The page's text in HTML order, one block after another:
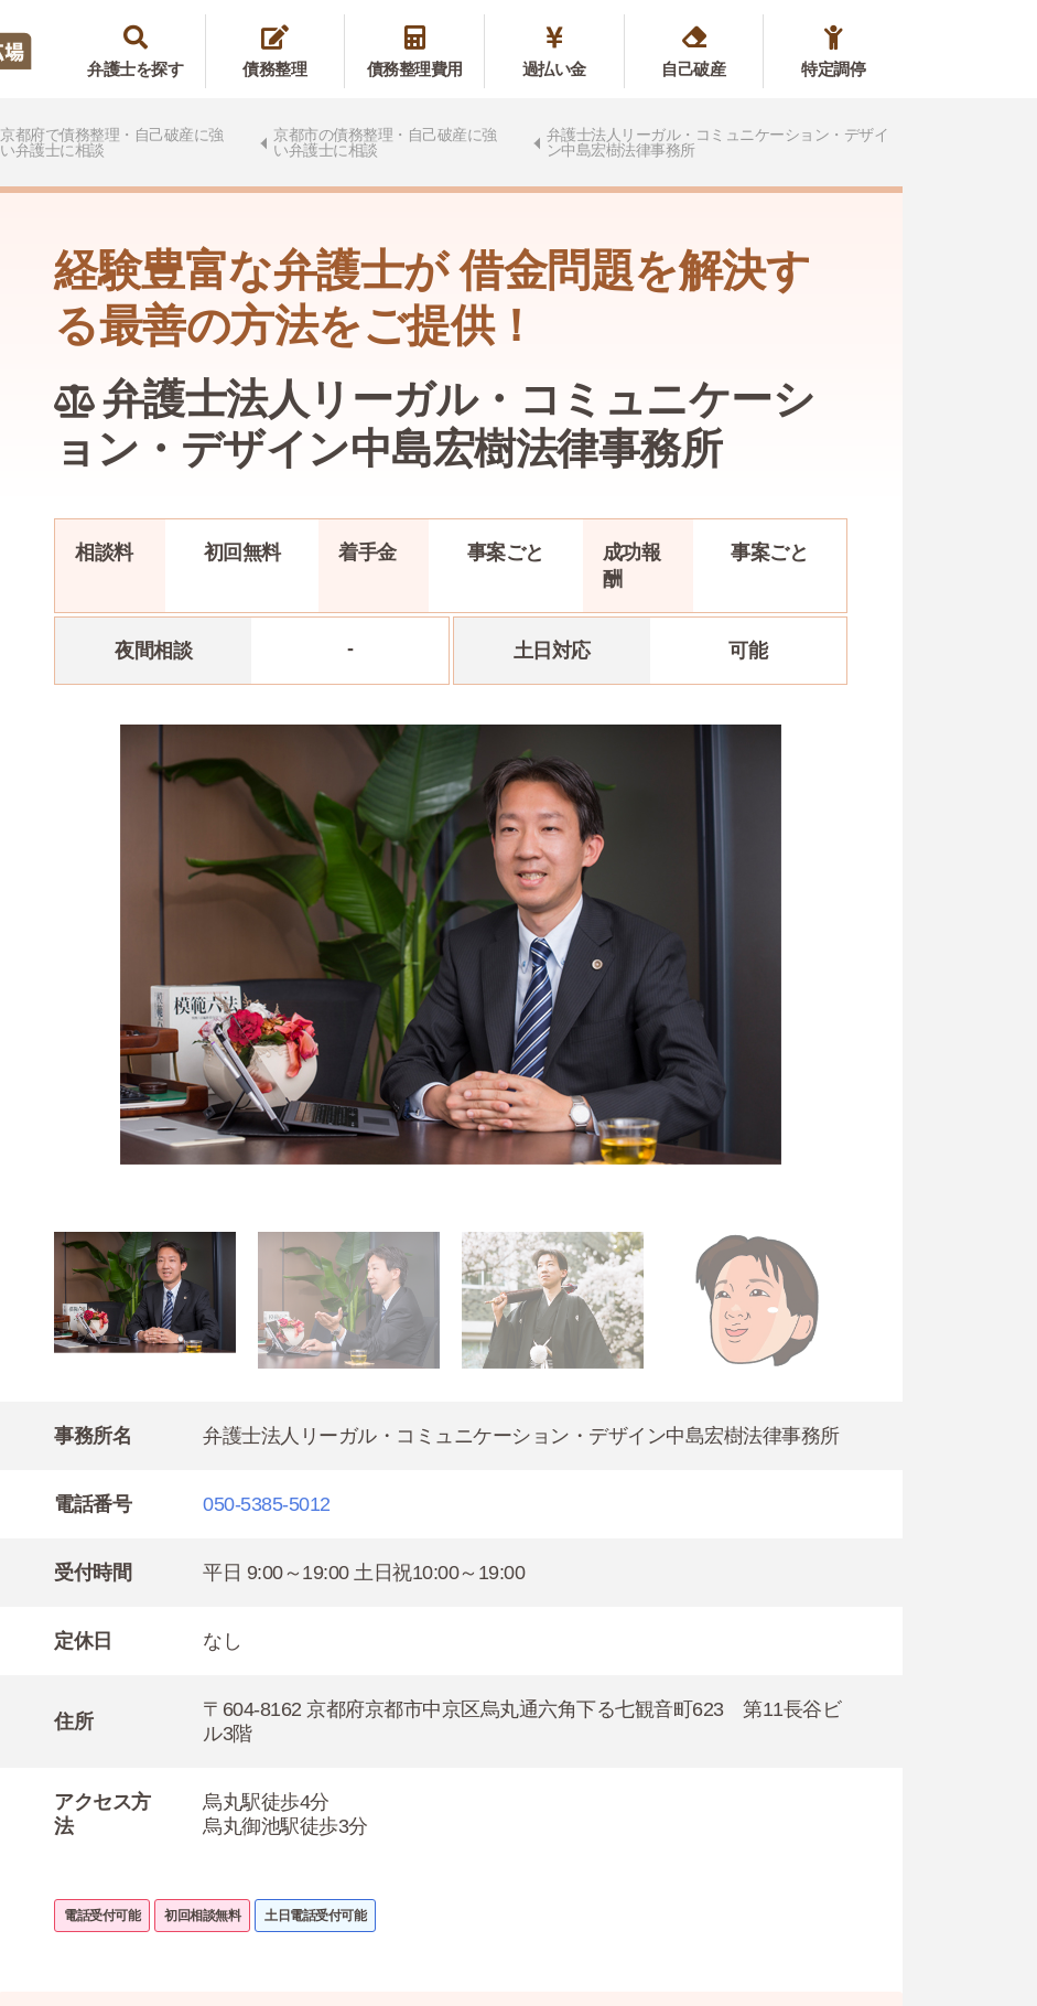
弁護士を探す 債務整理 債務整理費用 過払い金 自己破産 特定調停
京都府で債務整理・自己破産に強
い弁護士に相談
京都市の債務整理・自己破産に強
い弁護士に相談
弁護士法人リーガル・コミュニケーション・デザイ
ン中島宏樹法律事務所
経験豊富な弁護士が 借金問題を解決す
る最善の方法をご提供！
弁護士法人リーガル・コミュニケーシ
ョン・デザイン中島宏樹法律事務所
相談料 初回無料 着手金 事案ごと
成功報
酬
事案ごと
夜間相談 - 土日対応 可能
事務所名 弁護士法人リーガル・コミュニケーション・デザイン中島宏樹法律事務所
電話番号 050-5385-5012
受付時間 平日 9:00～19:00 土日祝10:00～19:00
定休日 なし
住所
〒604-8162 京都府京都市中京区烏丸通六角下る七観音町623 第11長谷ビ
ル3階
アクセス方
法
烏丸駅徒歩4分
烏丸御池駅徒歩3分
電話受付可能 初回相談無料 土日電話受付可能